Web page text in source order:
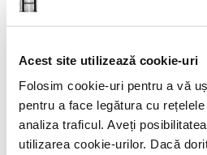
Acest site utilizează cookie-uri
Folosim cookie-uri pentru a vă
pentru a face legătura cu
analiza traficul. Aveți
utilizarea cookie-urilor. Dacă
Sabine Hossenfelder,